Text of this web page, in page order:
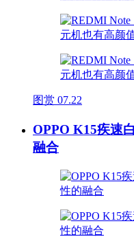
图赏 07.22
OPPO K15疾速
融合